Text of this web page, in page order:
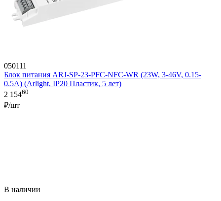
050111
Блок питания ARJ-SP-23-PFC-NFC-WR (23W, 3-46V, 0.15-
0.5A) (Arlight, IP20 Пластик, 5 лет)
2 15460
₽/шт
В наличии